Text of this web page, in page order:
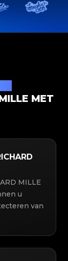
MET
MILLE
u
van